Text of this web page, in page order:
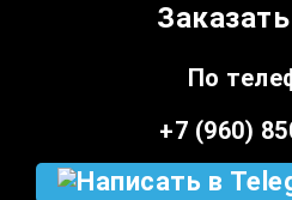
По
+7 (960)